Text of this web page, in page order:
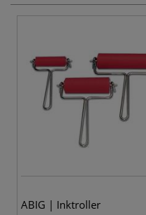
ABIG | Inktroller